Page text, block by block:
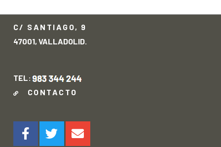
C/ SANTIAGO, 9
47001, VALLADOLID.
TEL:
CONTACTO